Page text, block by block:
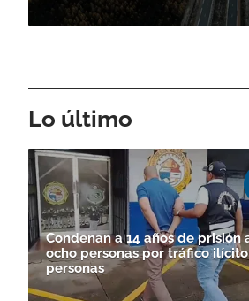
Lo último
Condenan a 14 años de prisión
ocho personas por tráfico
personas